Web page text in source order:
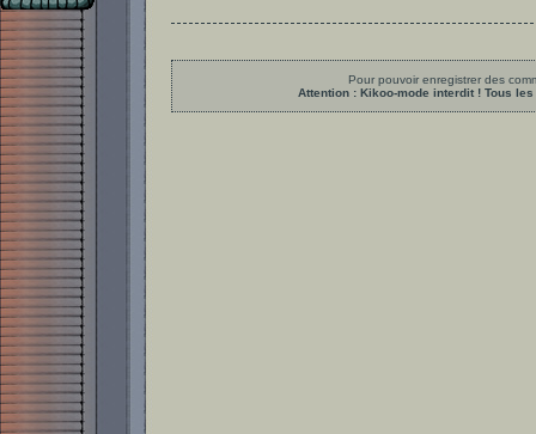
Pour pouvoir enregistrer des
Attention : Kikoo-mode interdit ! Tous